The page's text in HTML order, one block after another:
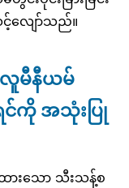
လျော်သည်။
လူမီနီယမ်
င်ကို အသုံးပြု
းသော သီးသန့်စ